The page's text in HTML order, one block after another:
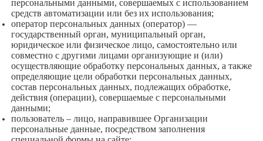
персональными данными, совершаемых с использованием
средств автоматизации или без их использования;
оператор персональных данных (оператор) —
государственный орган, муниципальный орган,
юридическое или физическое лицо, самостоятельно или
совместно с другими лицами организующие и (или)
осуществляющие обработку персональных данных, а также
определяющие цели обработки персональных данных,
состав персональных данных, подлежащих обработке,
действия (операции), совершаемые с персональными
данными;
пользователь – лицо, направившее Организации
персональные данные, посредством заполнения